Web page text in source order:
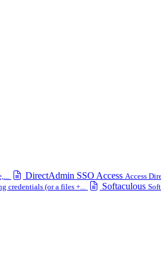
DirectAdmin SSO Access Access
credentials (or a files +... Softaculous